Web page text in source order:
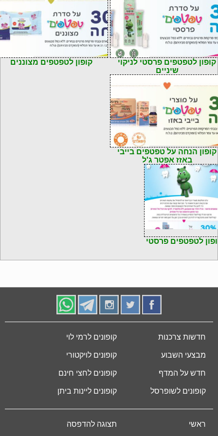
קופון לטפטפים פרסטי לניקוי
שיניים
קוד: 7290018386507קופון לטפטפים מצוננים
קופון הנחה על טפטפים בייבי
באזז אפטר ג'ל
לטפטפים פרסטי
חדשות צרכנות
מבצעי השבוע
חדש על המדף
קופונים לשופרסל
קופונים לרמי לוי
קופונים לויקטורי
קופונים לחצי חינם
קופונים ליינות ביתן
ראשי תצוגה להדפסה